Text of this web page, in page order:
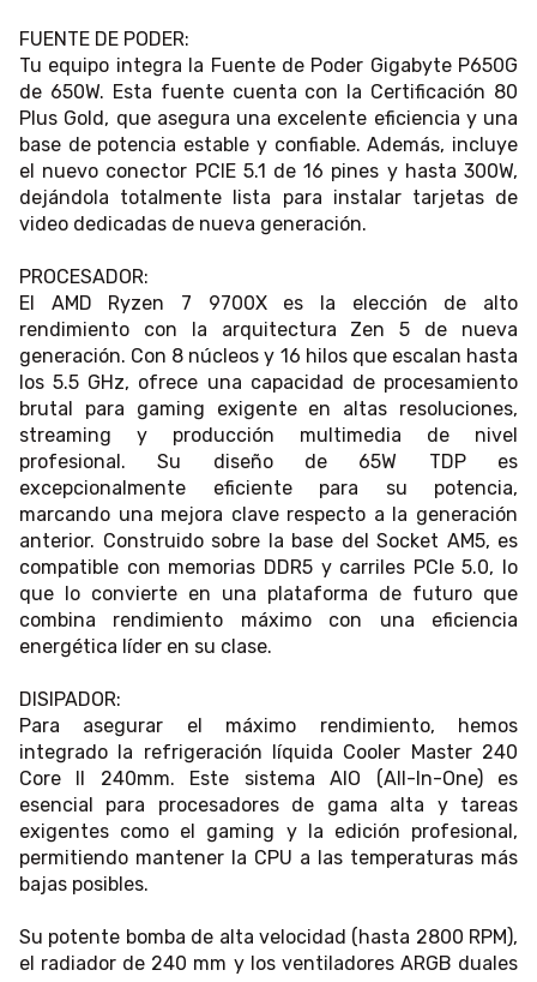
FUENTE DE PODER:
Tu equipo integra la Fuente de Poder Gigabyte P650G
de 650W. Esta fuente cuenta con la Certificación 80
Plus Gold, que asegura una excelente eficiencia y una
base de potencia estable y confiable. Además, incluye
el nuevo conector PCIE 5.1 de 16 pines y hasta 300W,
dejándola totalmente lista para instalar tarjetas de
video dedicadas de nueva generación.
PROCESADOR:
El AMD Ryzen 7 9700X es la elección de alto
rendimiento con la arquitectura Zen 5 de nueva
generación. Con 8 núcleos y 16 hilos que escalan hasta
los 5.5 GHz, ofrece una capacidad de procesamiento
brutal para gaming exigente en altas resoluciones,
streaming y producción multimedia de nivel
profesional. Su diseño de 65W TDP es
excepcionalmente eficiente para su potencia,
marcando una mejora clave respecto a la generación
anterior. Construido sobre la base del Socket AM5, es
compatible con memorias DDR5 y carriles PCIe 5.0, lo
que lo convierte en una plataforma de futuro que
combina rendimiento máximo con una eficiencia
energética líder en su clase.
DISIPADOR:
Para asegurar el máximo rendimiento, hemos
integrado la refrigeración líquida Cooler Master 240
Core II 240mm. Este sistema AIO (All-In-One) es
esencial para procesadores de gama alta y tareas
exigentes como el gaming y la edición profesional,
permitiendo mantener la CPU a las temperaturas más
bajas posibles.
Su potente bomba de alta velocidad (hasta 2800 RPM),
el radiador de 240 mm y los ventiladores ARGB duales